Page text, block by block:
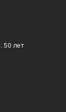
50 лет